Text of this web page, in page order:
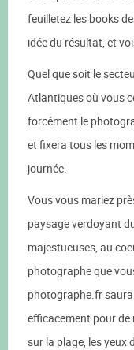
feuilletez les books
idée du résultat, et
Quel que soit le
Atlantiques où vous
forcément le
et fixera tous les
journée.
Vous vous mariez
paysage verdoyant
majestueuses, au
photographe que
photographe.fr
efficacement pour de
sur la plage, les yeux